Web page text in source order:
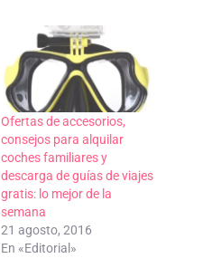
Ofertas de accesorios,
consejos para alquilar
coches familiares y
descarga de guías de viajes
gratis: lo mejor de la
semana
21 agosto, 2016
En «Editorial»